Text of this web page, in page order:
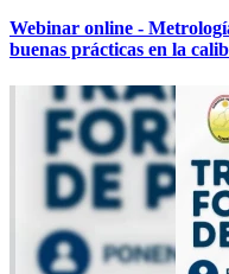
Webinar online -
buenas prácticas en la